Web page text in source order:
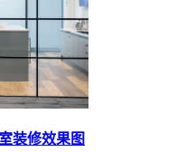
装修效果图